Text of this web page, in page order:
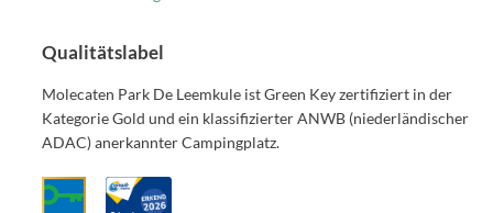
Haustier (max 2), pro Haustier, pro Nacht: 5,10 € (2026) | 5,40 €
(2027)
Wichtige Informationen:
Zusätzliche Personen und Übernachtungsgäste zahlen auch
Kurtaxe.
Der Preis für extra Personen gilt für Personen, die die gesamte
Qualitätslabel
Molecaten Park De Leemkule ist Green Key zertifiziert in der
Kategorie Gold und ein klassifizierter ANWB (niederländischer
ADAC) anerkannter Campingplatz.